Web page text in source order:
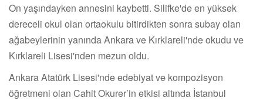
On yaşındayken annesini kaybetti. Silifke'de en yüksek
dereceli okul olan ortaokulu bitirdikten sonra subay olan
ağabeylerinin yanında Ankara ve Kırklareli'nde okudu ve
Kırklareli Lisesi'nden mezun oldu.
Ankara Atatürk Lisesi'nde edebiyat ve kompozisyon
öğretmeni olan Cahit Okurer’in etkisi altında İstanbul